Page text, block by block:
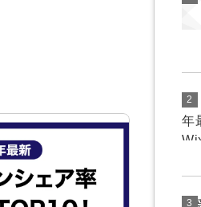
社内コ
営業改
定額
定額制
採用
2
3